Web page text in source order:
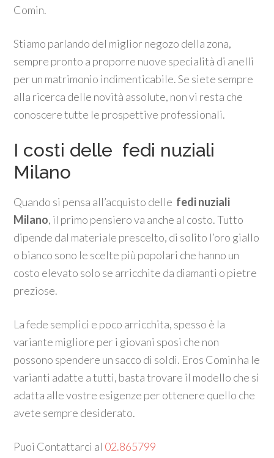
Comin.
Stiamo parlando del miglior negozo della zona,
sempre pronto a proporre nuove specialità di anelli
per un matrimonio indimenticabile. Se siete sempre
alla ricerca delle novità assolute, non vi resta che
conoscere tutte le prospettive professionali.
I costi delle fedi nuziali
Milano
Quando si pensa all’acquisto delle fedi nuziali
Milano, il primo pensiero va anche al costo. Tutto
dipende dal materiale prescelto, di solito l’oro giallo
o bianco sono le scelte più popolari che hanno un
costo elevato solo se arricchite da diamanti o pietre
preziose.
La fede semplici e poco arricchita, spesso è la
variante migliore per i giovani sposi che non
possono spendere un sacco di soldi. Eros Comin ha le
varianti adatte a tutti, basta trovare il modello che si
adatta alle vostre esigenze per ottenere quello che
avete sempre desiderato.
Puoi Contattarci al 02.865799